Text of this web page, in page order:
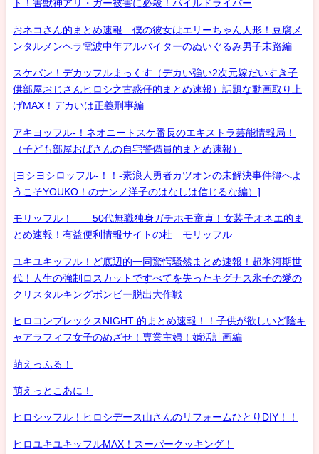
ト！害獣神アリ・ガー被害に必殺！パイルドライバー
おネコさん的まとめ速報 僕の彼女はエリーちゃん人形！豆腐メ
ンタルメンヘラ電波中年アルバイターのぬいぐるみ男子末路編
スケバン！デカッフルまっくす（デカい強い2次元嫁だいすき子
供部屋おじさんヒロシ之古惑仔的まとめ速報）話題な動画取り上
げMAX！デカいは正義刑事編
アキヨッフル-！ネオニートスケ番長のエキストラ芸能情報局！
（子ども部屋おばさんの自宅警備員的まとめ速報）
[ヨシヨシロッフル-！！-素浪人勇者カツオンの未解決事件簿へよ
うこそYOUKO！のナンノ洋子のはなしは信じるな編）]
モリッフル！ 50代無職独身ガチホモ童貞！女装子オネエ的ま
とめ速報！有益便利情報サイトの杜 モリッフル
ユキユキッフル！ど底辺的一同驚愕騒然まとめ速報！超氷河期世
代！人生の強制ロスカットですべてを失ったキグナス氷子の愛の
クリスタルキングボンビー脱出大作戦
ヒロコンプレックスNIGHT 的まとめ速報！！子供が欲しいど陰キ
ャアラフィフ女子のめざせ！専業主婦！婚活計画編
萌えっふる！
萌えっとこあに！
ヒロシッフル！ヒロシデース山さんのリフォームひとりDIY！！
ヒロユキユキッフルMAX！スーパークッキング！